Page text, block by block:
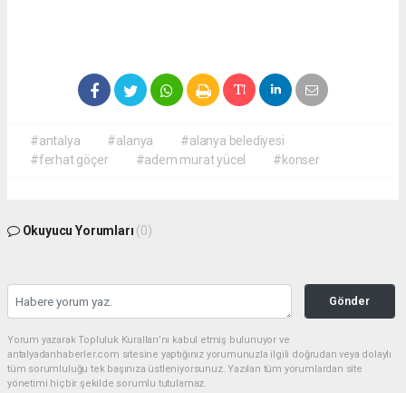
#antalya #alanya
#alanya belediyesi
#ferhat göçer
#adem murat yücel #konser
Okuyucu Yorumları (0)
Gönder
Yorum yazarak Topluluk Kuralları’nı kabul etmiş bulunuyor ve
antalyadanhaberler.com sitesine yaptığınız yorumunuzla ilgili doğrudan veya dolaylı
tüm sorumluluğu tek başınıza üstleniyorsunuz. Yazılan tüm yorumlardan site
yönetimi hiçbir şekilde sorumlu tutulamaz.